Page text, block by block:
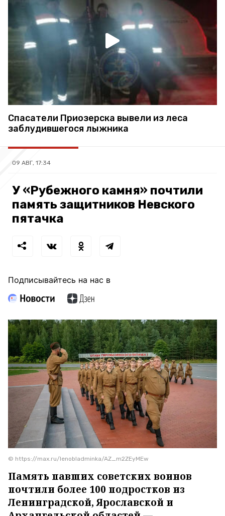
Спасатели Приозерска вывели из леса
заблудившегося лыжника
09 АВГ, 17:34
У «Рубежного камня» почтили
память защитников Невского
пятачка
Подписывайтесь на нас в
© https://max.ru/lenobladminka/AZ_m2ZEyMEw
Память павших советских воинов
почтили более 100 подростков из
Ленинградской, Ярославской и